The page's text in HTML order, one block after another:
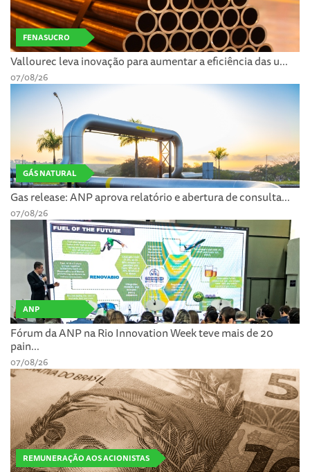
FENASUCRO
Vallourec leva inovação para aumentar a eficiência das u...
07/08/26
GÁS NATURAL
Gas release: ANP aprova relatório e abertura de consulta...
07/08/26
ANP
Fórum da ANP na Rio Innovation Week teve mais de 20
pain...
07/08/26
REMUNERAÇÃO AOS ACIONISTAS